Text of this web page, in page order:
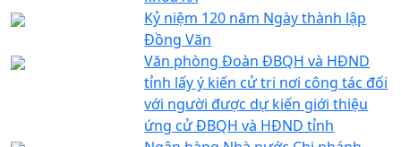
Kỷ niệm 120 năm Ngày thành lập
Đồng Văn
Văn phòng Đoàn ĐBQH và HĐND
tỉnh lấy ý kiến cử tri nơi công tác đối
với người được dự kiến giới thiệu
ứng cử ĐBQH và HĐND tỉnh